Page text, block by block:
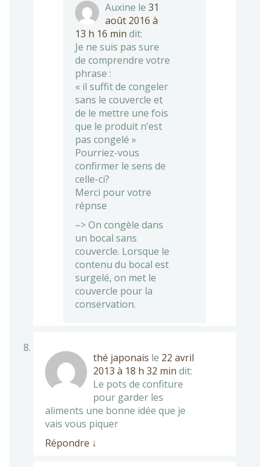
Auxine le 31
août 2016 à
13 h 16 min dit:
Je ne suis pas sure
de comprendre votre
phrase :
« il suffit de congeler
sans le couvercle et
de le mettre une fois
que le produit n’est
pas congelé »
Pourriez-vous
confirmer le sens de
celle-ci?
Merci pour votre
répnse
–> On congèle dans
un bocal sans
couvercle. Lorsque le
contenu du bocal est
surgelé, on met le
couvercle pour la
conservation.
thé japonais le 22 avril
2013 à 18 h 32 min dit:
Le pots de confiture
pour garder les
aliments une bonne idée que je
vais vous piquer
Répondre ↓